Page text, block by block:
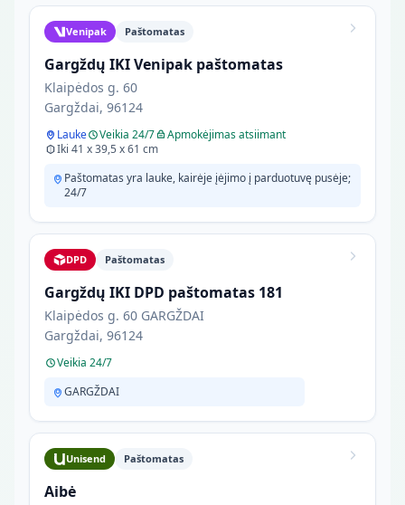
Venipak Paštomatas
Gargždų IKI Venipak paštomatas
Klaipėdos g. 60
Gargždai, 96124
Lauke Veikia 24/7
Apmokėjimas atsiimant
Iki 41 x 39,5 x 61 cm
Paštomatas yra lauke, kairėje įėjimo į parduotuvę pusėje;
24/7
DPD Paštomatas
Gargždų IKI DPD paštomatas 181
Klaipėdos g. 60 GARGŽDAI
Gargždai, 96124
Veikia 24/7
GARGŽDAI
Unisend Paštomatas
Aibė